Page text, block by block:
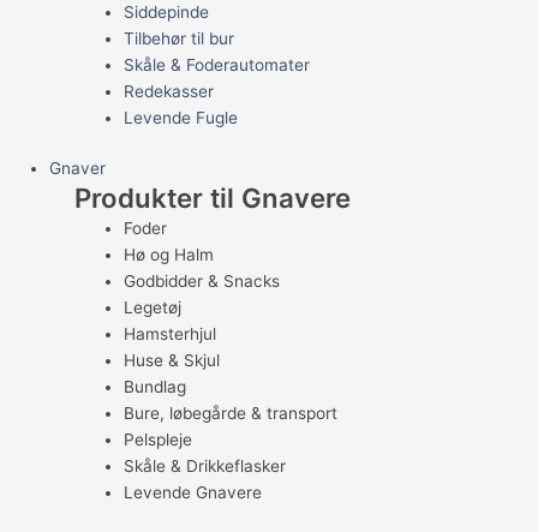
Siddepinde
Tilbehør til bur
Skåle & Foderautomater
Redekasser
Levende Fugle
Gnaver
Produkter til Gnavere
Foder
Hø og Halm
Godbidder & Snacks
Legetøj
Hamsterhjul
Huse & Skjul
Bundlag
Bure, løbegårde & transport
Pelspleje
Skåle & Drikkeflasker
Levende Gnavere